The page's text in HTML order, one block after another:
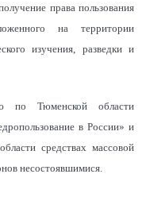
права пользования
на территории
изучения, разведки и
по Тюменской области
в России» и
средствах массовой
несостоявшимися.